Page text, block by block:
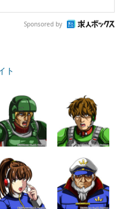
Sponsored by
ト